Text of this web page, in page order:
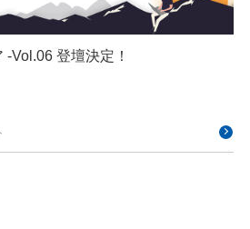
Vol.06 登壇決定！